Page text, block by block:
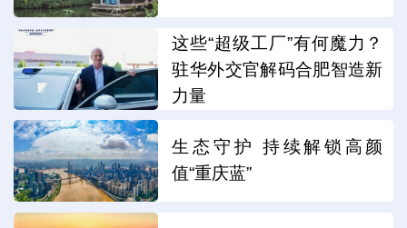
这些“超级工厂”有何魔力？
驻华外交官解码合肥智造新
力量
生态守护 持续解锁高颜
值“重庆蓝”